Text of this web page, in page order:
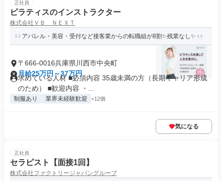
正社員
ピラティスのインストラクター
株式会社ＶＢ ＮＥＸＴ
アパレル・美容・受付など接客業からの転職組が8割✨残業なし✨
〒666-0016兵庫県川西市中央町
月給25万円～37万円
求めている人材 ■必須内容 35歳未満の方（長期キャリア形成
のため） ■歓迎内容 ・...
制服あり 業界未経験歓迎 +12個
気になる
正社員
セラピスト【面接1回】
株式会社ファクトリージャパングループ